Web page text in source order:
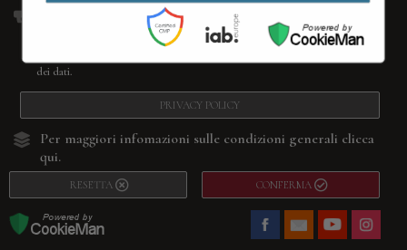
La compilazione del form rappresenta la tua richiesta di iscrizione alla nostra
newsletter. Questo form non è inteso per nessuna altra attività. La sua
dei dati.
PRIVACY POLICY
Per maggiori infomazioni sulle condizioni generali clicca
qui.
RESETTA CONFERMA